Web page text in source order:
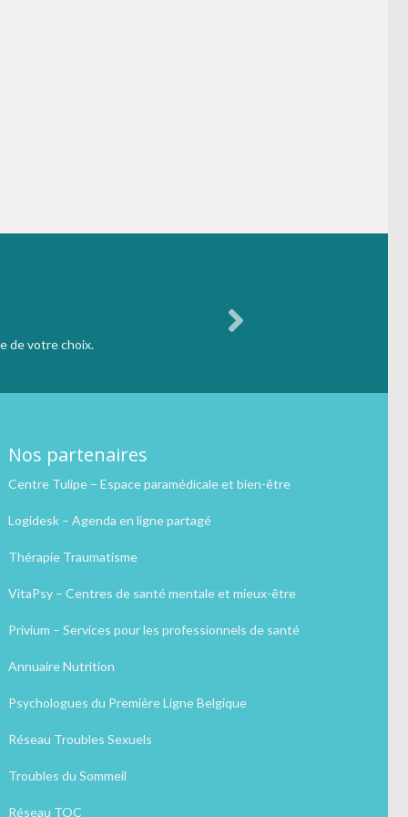
de votre choix.
Nos partenaires
Centre Tulipe – Espace paramédicale et bien-être
Logidesk – Agenda en ligne partagé
Thérapie Traumatisme
VitaPsy – Centres de santé mentale et mieux-être
Privium – Services pour les professionnels de santé
Annuaire Nutrition
Psychologues du Première Ligne Belgique
Réseau Troubles Sexuels
Troubles du Sommeil
Réseau TOC